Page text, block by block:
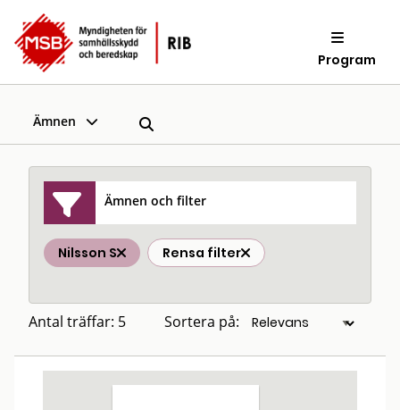
Program
Ämnen
Ämnen och filter
Nilsson S Rensa filter
Antal träffar: 5 Sortera på: